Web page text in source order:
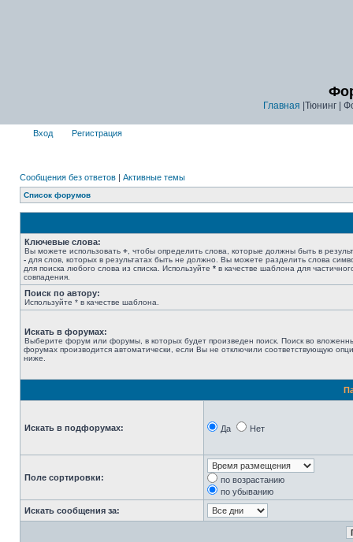
Главная |Тюнинг |
Вход Регистрация
Сообщения без ответов | Активные темы
Список форумов
Ключевые слова:
Вы можете использовать + , чтобы определить слова, которые должны быть в
- для слов, которых в результатах быть не должно. Вы можете разделить слова
для поиска любого слова из списка. Используйте * в качестве шаблона для
совпадения.
Поиск по автору:
Используйте * в качестве шаблона.
Искать в форумах:
Выберите форум или форумы, в которых будет произведен поиск. Поиск во
форумах производится автоматически, если Вы не отключили соответствующую
ниже.
Искать в подфорумах: Да Нет
Поле сортировки:
по возрастанию
по убыванию
Искать сообщения за: